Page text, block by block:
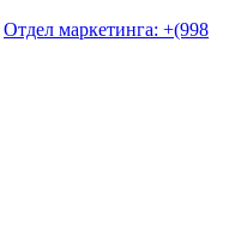
Отдел маркетинга: +(998